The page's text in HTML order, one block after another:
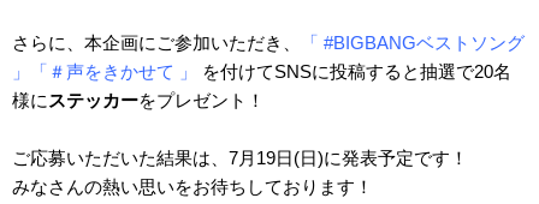
さらに、本企画にご参加いただき、
「 #BIGBANGベストソング
」「＃声をきかせて 」
を付けてSNSに投稿すると抽選で20名
様に ステッカーをプレゼント！
ご応募いただいた結果は、7月19日(日)に発表予定です！
みなさんの熱い思いをお待ちしております！